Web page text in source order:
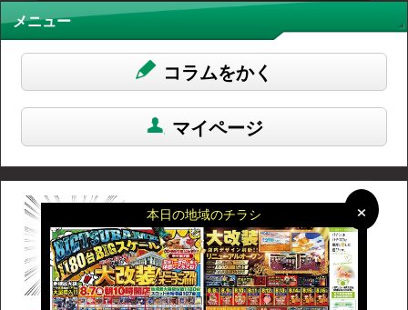
×
×
本日の地域のチラシ
メニュー
コラムをかく
マイページ
あざらし